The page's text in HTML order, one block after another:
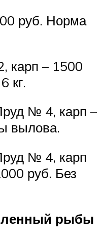
руб. Норма
карп – 1500
кг.
№ 4, карп –
вылова.
№ 4, карп
руб. Без
рыбы